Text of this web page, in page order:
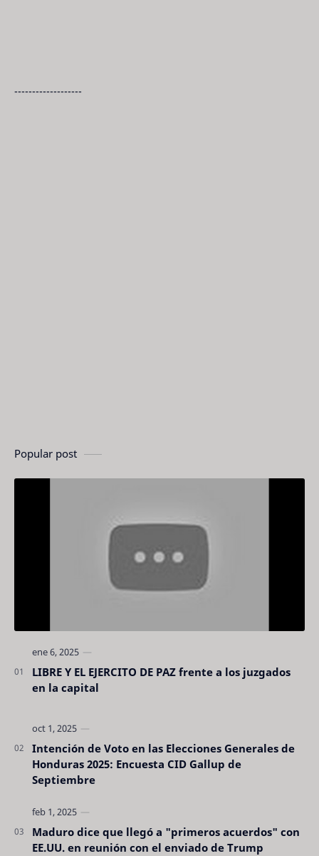
-------------------
Popular post
LIBRE Y EL EJERCITO DE PAZ frente a los juzgados
en la capital
Intención de Voto en las Elecciones Generales de
Honduras 2025: Encuesta CID Gallup de
Septiembre
Maduro dice que llegó a "primeros acuerdos" con
EE.UU. en reunión con el enviado de Trump